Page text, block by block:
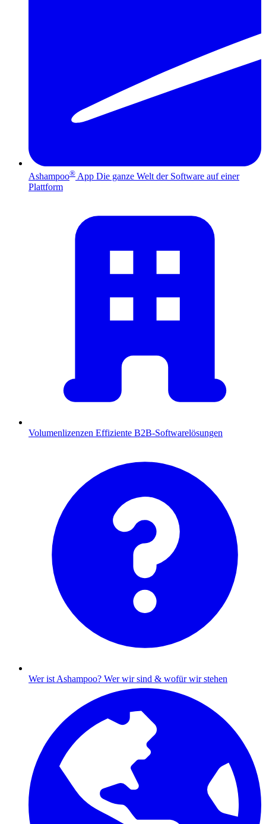
Ashampoo® App Die ganze Welt der Software auf einer
Plattform
Volumenlizenzen Effiziente B2B-Softwarelösungen
Wer ist Ashampoo? Wer wir sind & wofür wir stehen